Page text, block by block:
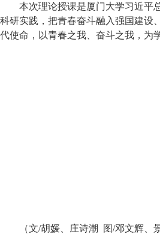
本次理论授课是厦门大学习近平
科研实践，把青春奋斗融入强国建设
代使命，以青春之我、奋斗之我，为
（文/胡媛、庄诗潮 图/邓文辉、